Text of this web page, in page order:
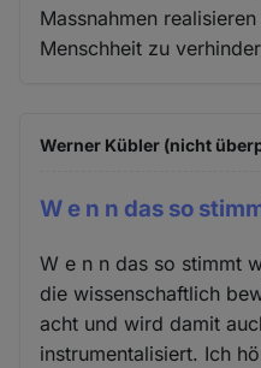
Massnahmen
Menschheit zu
Werner Kübler (nicht
W e n n das so
W e n n das so stimmt
die wissenschaftlich
acht und wird damit
instrumentalisiert. Ich